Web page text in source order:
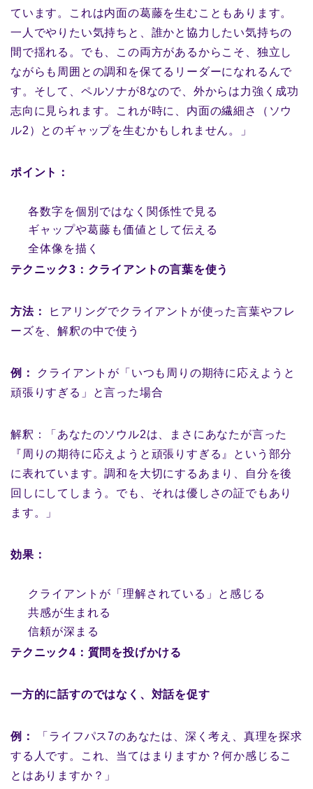
ています。これは内面の葛藤を生むこともあります。
一人でやりたい気持ちと、誰かと協力したい気持ちの
間で揺れる。でも、この両方があるからこそ、独立し
ながらも周囲との調和を保てるリーダーになれるんで
す。そして、ペルソナが8なので、外からは力強く成功
志向に見られます。これが時に、内面の繊細さ（ソウ
ル2）とのギャップを生むかもしれません。」
ポイント：
各数字を個別ではなく関係性で見る
ギャップや葛藤も価値として伝える
全体像を描く
テクニック3：クライアントの言葉を使う
方法：
ヒアリングでクライアントが使った言葉やフレ
ーズを、解釈の中で使う
例：
クライアントが「いつも周りの期待に応えようと
頑張りすぎる」と言った場合
解釈：「あなたのソウル2は、まさにあなたが言った
『周りの期待に応えようと頑張りすぎる』という部分
に表れています。調和を大切にするあまり、自分を後
回しにしてしまう。でも、それは優しさの証でもあり
ます。」
効果：
クライアントが「理解されている」と感じる
共感が生まれる
信頼が深まる
テクニック4：質問を投げかける
一方的に話すのではなく、対話を促す
例：
「ライフパス7のあなたは、深く考え、真理を探求
する人です。これ、当てはまりますか？何か感じるこ
とはありますか？」